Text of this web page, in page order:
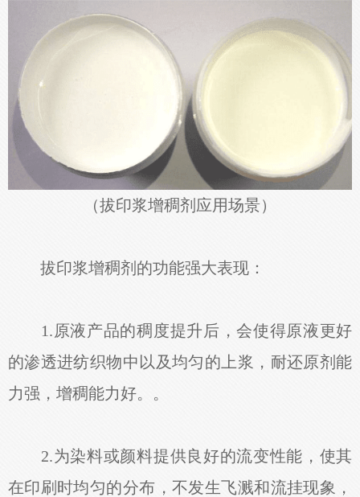
（拔印浆增稠剂应用场景）
拔印浆增稠剂的功能强大表现：
1.原液产品的稠度提升后，会使得原液更好
的渗透进纺织物中以及均匀的上浆，耐还原剂能
力强，增稠能力好。。
2.为染料或颜料提供良好的流变性能，使其
在印刷时均匀的分布，不发生飞溅和流挂现象，